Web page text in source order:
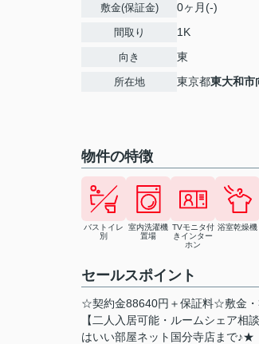
敷金(保証金) 0ヶ月(-)
間取り 1K
向き 東
所在地 東京都東大和市
物件の特徴
バストイレ
別
室内洗濯機
置場
TVモニタ付
きインター
ホン
浴室乾燥機
セールスポイント
☆契約金88640円＋保証料☆敷金
【二人入居可能・ルームシェア
はいい部屋ネット国分寺店まで♪★